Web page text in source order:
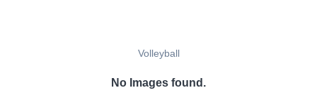
Volleyball
No Images found.